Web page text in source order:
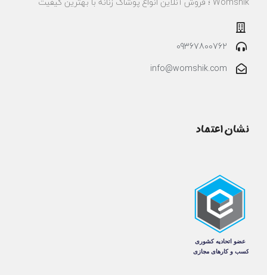
09367800762
info@womshik.com
نشان اعتماد